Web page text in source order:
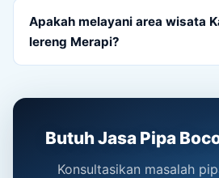
Apakah melayani area wisata
lereng Merapi?
Butuh Jasa Pipa
Konsultasikan masalah